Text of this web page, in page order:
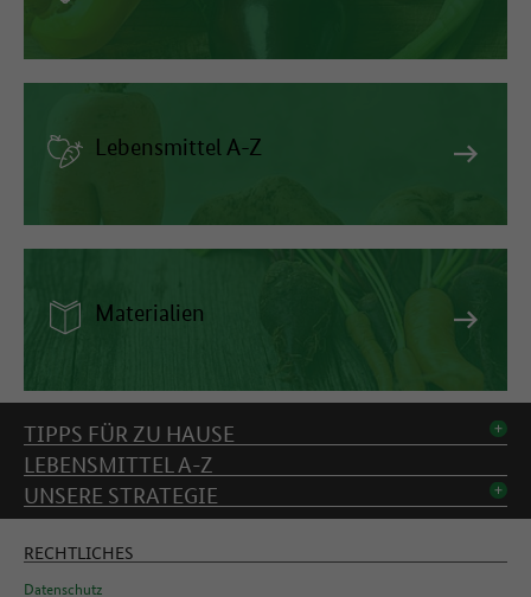
Lebensmittel A-Z
Materialien
Inhaltsverzeichnis
TIPPS FÜR ZU HAUSE
LEBENSMITTEL A-Z
UNSERE STRATEGIE
RECHTLICHES
Datenschutz